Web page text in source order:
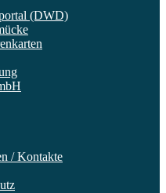
(DWD)
/ Kontakte